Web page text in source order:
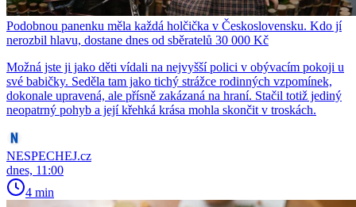
Podobnou panenku měla každá holčička v Československu. Kdo jí
nerozbil hlavu, dostane dnes od sběratelů 30 000 Kč
Možná jste ji jako děti vídali na nejvyšší polici v obývacím pokoji u
své babičky. Seděla tam jako tichý strážce rodinných vzpomínek,
dokonale upravená, ale přísně zakázaná na hraní. Stačil totiž jediný
neopatrný pohyb a její křehká krása mohla skončit v troskách.
NESPECHEJ.cz
dnes, 11:00
4 min